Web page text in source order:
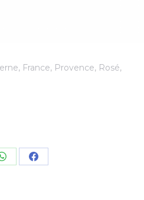
, France, Provence, Rosé,
Share Share